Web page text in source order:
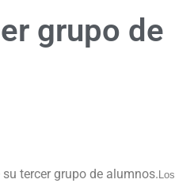
grupo de
tercer grupo de alumnos. Los